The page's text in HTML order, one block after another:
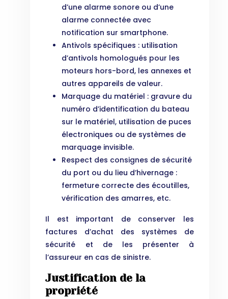
d’une alarme sonore ou d’une
alarme connectée avec
notification sur smartphone.
Antivols spécifiques : utilisation
d’antivols homologués pour les
moteurs hors-bord, les annexes et
autres appareils de valeur.
Marquage du matériel : gravure du
numéro d’identification du bateau
sur le matériel, utilisation de puces
électroniques ou de systèmes de
marquage invisible.
Respect des consignes de sécurité
du port ou du lieu d’hivernage :
fermeture correcte des écoutilles,
vérification des amarres, etc.
Il est important de conserver les
factures d’achat des systèmes de
sécurité et de les présenter à
l’assureur en cas de sinistre.
Justification de la
propriété